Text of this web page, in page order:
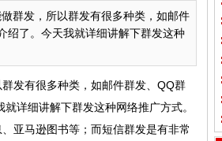
群发，所以群发有很多种类，如邮件
绍了。今天我就详细讲解下群发这种
发有很多种类，如邮件群发、QQ群
详细讲解下群发这种网络推广方式。
亚马逊图书等；而短信群发是有非常